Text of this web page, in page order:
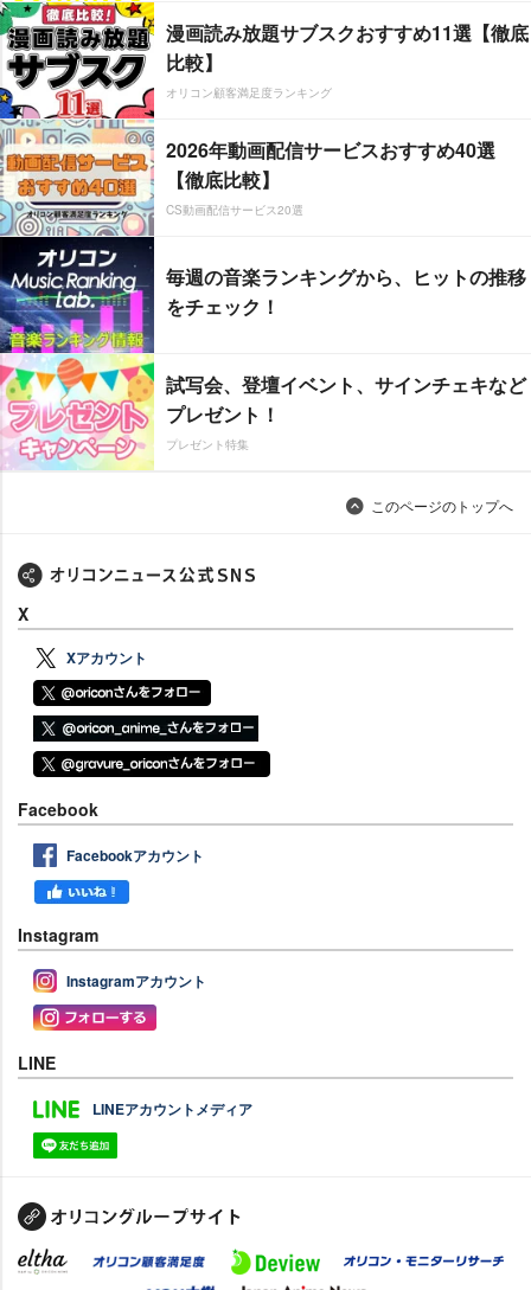
漫画読み放題サブスクおすすめ11選【徹底
比較】
オリコン顧客満足度ランキング
2026年動画配信サービスおすすめ40選
【徹底比較】
CS動画配信サービス20選
毎週の音楽ランキングから、ヒットの推移
をチェック！
試写会、登壇イベント、サインチェキなど
プレゼント！
プレゼント特集
このページのトップへ
X
Xアカウント
Facebook
Facebookアカウント
Instagram
Instagramアカウント
LINE
LINEアカウントメディア